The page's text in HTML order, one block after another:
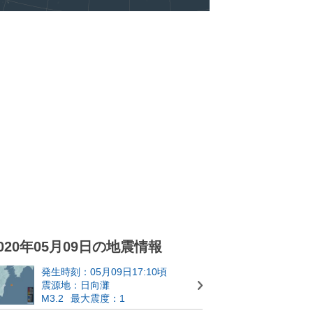
年05月09日の地震情報
発生時刻：05月09日17:10頃
震源地：日向灘
M3.2
最大震度：1